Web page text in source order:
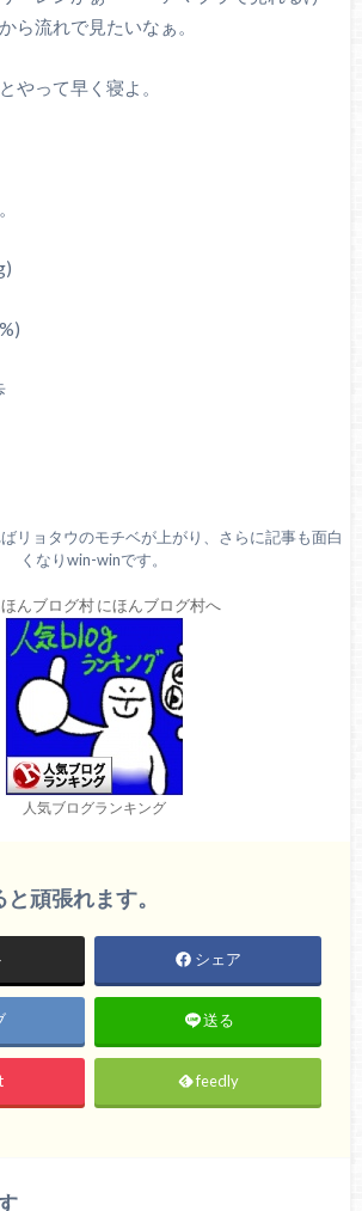
ら流れで見たいなぁ。
やって早く寝よ。
リョタウのモチベが上がり、さらに記事も面白
くなりwin-winです。
人気ブログランキング
頑張れます。
シェア
送る
feedly